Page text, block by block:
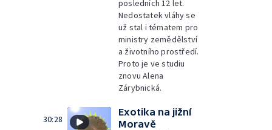
posledních 12 let.
Nedostatek vláhy se
už stal i tématem pro
ministry zemědělství
a životního prostředí.
Proto je ve studiu
znovu Alena
Zárybnická.
30:28
Exotika na jižní
Moravě